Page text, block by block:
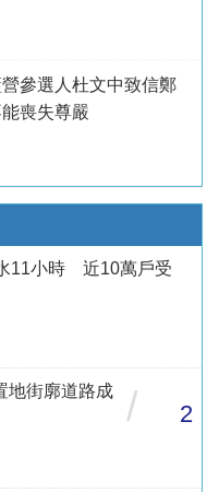
參選人杜文中致信鄭
喪失尊嚴
11小時 近10萬戶受
街廓道路成
/ 2